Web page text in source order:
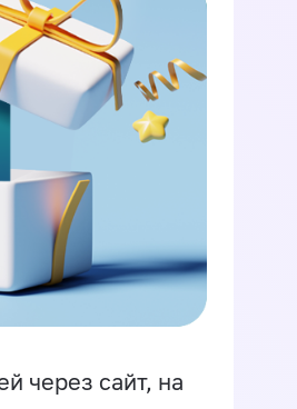
через сайт, на